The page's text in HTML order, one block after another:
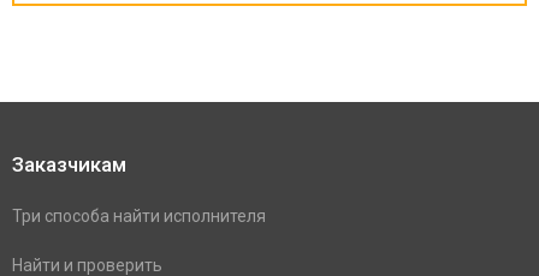
Заказчикам
Три способа найти исполнителя
Найти и проверить